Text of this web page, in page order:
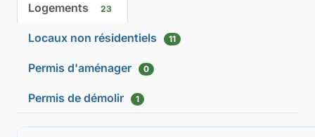
Logements 23
Locaux non résidentiels 11
Permis d'aménager 0
Permis de démolir 1